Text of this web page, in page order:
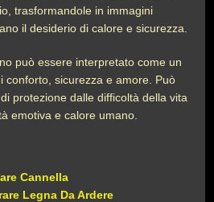
trasformandole in immagini
il desiderio di calore e sicurezza.
può essere interpretato come un
conforto, sicurezza e amore. Può
protezione dalle difficoltà della vita
emotiva e calore umano.
Cannella
Legna Da Ardere